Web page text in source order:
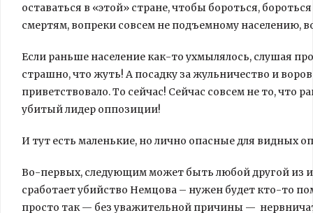
оставаться в «этой» стране, чтобы бороться,
смертям, вопреки совсем не подъемному населению,
Если раньше население как-то ухмылялось, слушая
страшно, что жуть! А посадку за жульничество и
приветствовало. То сейчас! Сейчас совсем не то, что
убитый лидер оппозиции!
И тут есть маленькие, но лично опасные для видных
Во-первых, следующим может быть любой другой из
сработает убийство Немцова – нужен будет кто-то
просто так — без уважительной причины —